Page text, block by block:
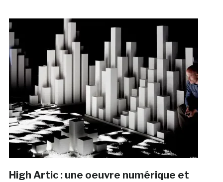
High Artic : une oeuvre numérique et